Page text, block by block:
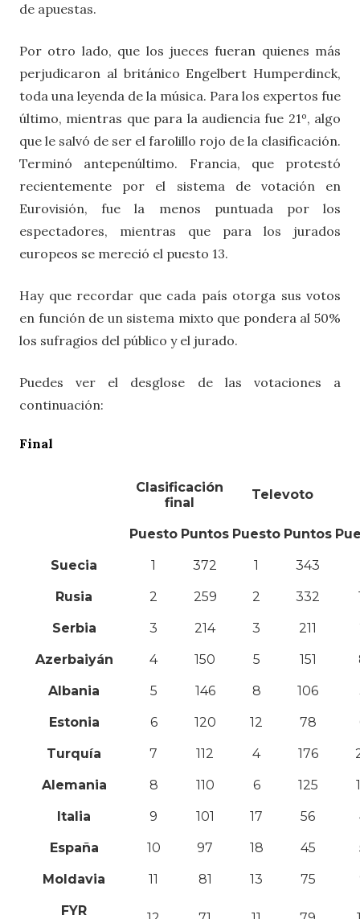
de apuestas.
Por otro lado, que los jueces fueran quienes más
perjudicaron al británico Engelbert Humperdinck,
toda una leyenda de la música. Para los expertos fue
último, mientras que para la audiencia fue 21º, algo
que le salvó de ser el farolillo rojo de la clasificación.
Terminó antepenúltimo. Francia, que protestó
recientemente por el sistema de votación en
Eurovisión, fue la menos puntuada por los
espectadores, mientras que para los jurados
europeos se mereció el puesto 13.
Hay que recordar que cada país otorga sus votos
en función de un sistema mixto que pondera al 50%
los sufragios del público y el jurado.
Puedes ver el desglose de las votaciones a
continuación:
Final
Clasificación
final
Televoto
Puesto Puntos Puesto Puntos
Suecia 1 372 1 343
Rusia 2 259 2 332
Serbia 3 214 3 211
Azerbaiyán 4 150 5 151
Albania 5 146 8 106
Estonia 6 120 12 78
Turquía 7 112 4 176
Alemania 8 110 6 125
Italia 9 101 17 56
España 10 97 18 45
Moldavia 11 81 13 75
FYR